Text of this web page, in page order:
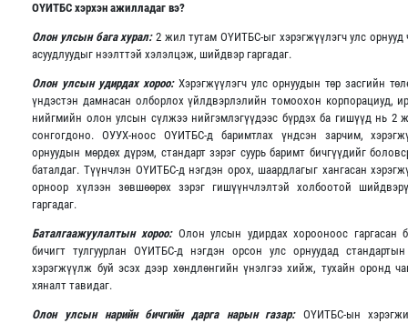
ОҮИТБС хэрхэн ажилладаг вэ?
Олон улсын бага хурал:2 жил тутам ОҮИТБС-ыг хэрэгжүүлэгч улс орнууд
асуудлуудыг нээлттэй хэлэлцэж, шийдвэр гаргадаг.
Олон улсын удирдах хороо:Хэрэгжүүлэгч улс орнуудын төр засгийн
үндэстэн дамнасан олборлох үйлдвэрлэлийн томоохон корпорациуд,
нийгмийн олон улсын сүлжээ нийгэмлэгүүдээс бүрдэх ба гишүүд нь 2
сонгогдоно. ОУУХ-ноос ОҮИТБС-д баримтлах үндсэн зарчим,
орнуудын мөрдөх дүрэм, стандарт зэрэг суурь баримт бичгүүдийг
баталдаг. Түүнчлэн ОҮИТБС-д нэгдэн орох, шаардлагыг хангасан
орноор хүлээн зөвшөөрөх зэрэг гишүүнчлэлтэй холбоотой
гаргадаг.
Баталгаажуулалтын хороо:Олон улсын удирдах хорооноос гаргасан
бичигт тулгуурлан ОҮИТБС-д нэгдэн орсон улс орнуудад стандартын
хэрэгжүүлж буй эсэх дээр хөндлөнгийн үнэлгээ хийж, тухайн оронд
хяналт тавидаг.
Олон улсын нарийн бичгийн дарга нарын газар:ОҮИТБС-ын